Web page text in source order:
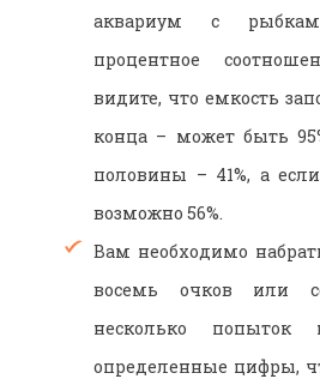
аквариум с
процентное
видите, что емкость
конца – может быть
половины – 41%, а
возможно 56%.
Вам необходимо
восемь очков или
несколько
определенные цифры,